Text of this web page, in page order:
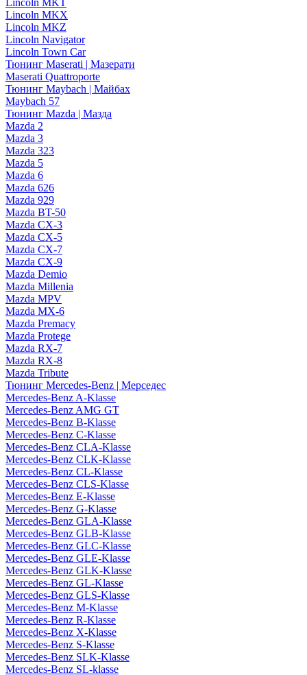
Lincoln MKT
Lincoln MKX
Lincoln MKZ
Lincoln Navigator
Lincoln Town Car
Тюнинг Maserati | Мазерати
Maserati Quattroporte
Тюнинг Maybach | Майбах
Maybach 57
Тюнинг Mazda | Мазда
Mazda 2
Mazda 3
Mazda 323
Mazda 5
Mazda 6
Mazda 626
Mazda 929
Mazda BT-50
Mazda CX-3
Mazda CX-5
Mazda CX-7
Mazda CX-9
Mazda Demio
Mazda Millenia
Mazda MPV
Mazda MX-6
Mazda Premacy
Mazda Protege
Mazda RX-7
Mazda RX-8
Mazda Tribute
Тюнинг Mercedes-Benz | Мерседес
Mercedes-Benz A-Klasse
Mercedes-Benz AMG GT
Mercedes-Benz B-Klasse
Mercedes-Benz C-Klasse
Mercedes-Benz CLA-Klasse
Mercedes-Benz CLK-Klasse
Mercedes-Benz CL-Klasse
Mercedes-Benz CLS-Klasse
Mercedes-Benz E-Klasse
Mercedes-Benz G-Klasse
Mercedes-Benz GLA-Klasse
Mercedes-Benz GLB-Klasse
Mercedes-Benz GLC-Klasse
Mercedes-Benz GLE-Klasse
Mercedes-Benz GLK-Klasse
Mercedes-Benz GL-Klasse
Mercedes-Benz GLS-Klasse
Mercedes-Benz M-Klasse
Mercedes-Benz R-Klasse
Mercedes-Benz X-Klasse
Mercedes-Benz S-Klasse
Mercedes-Benz SLK-Klasse
Mercedes-Benz SL-klasse